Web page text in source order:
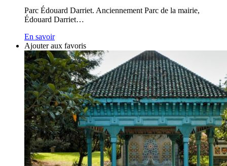
Parc Édouard Darriet. Anciennement Parc de la mairie,
Édouard Darriet…
En savoir
Ajouter aux favoris